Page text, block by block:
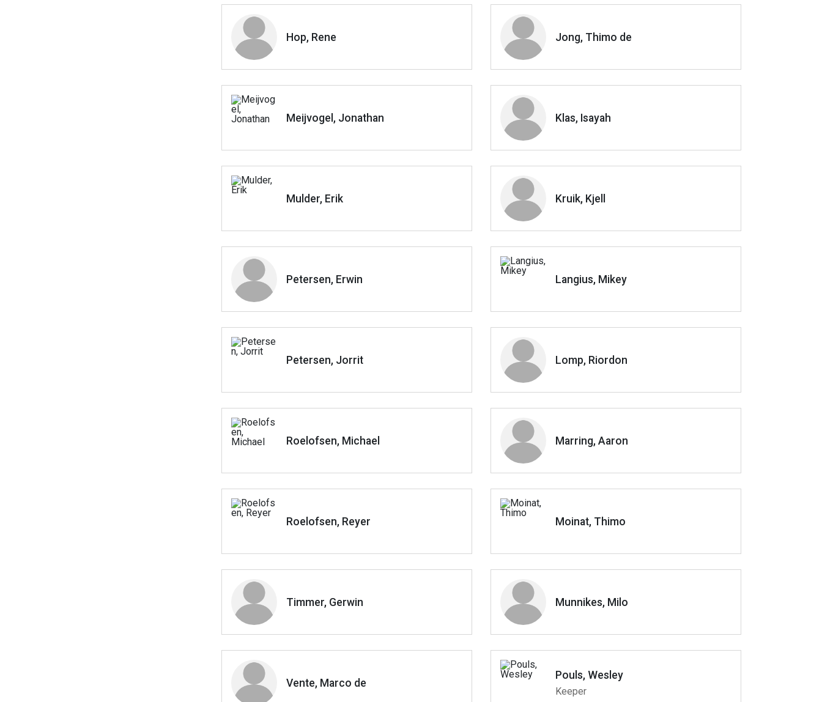
Hop, Rene
Meijvogel, Jonathan
Mulder, Erik
Petersen, Erwin
Petersen, Jorrit
Roelofsen, Michael
Roelofsen, Reyer
Timmer, Gerwin
Vente, Marco de
Jong, Thimo de
Klas, Isayah
Kruik, Kjell
Langius, Mikey
Lomp, Riordon
Marring, Aaron
Moinat, Thimo
Munnikes, Milo
Pouls, Wesley
Keeper